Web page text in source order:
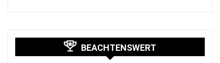
BEACHTENSWERT